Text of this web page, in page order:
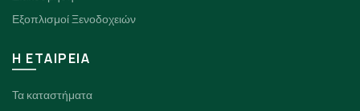
Εξοπλισμοί Ξενοδοχειών
H ΕΤΑΙΡΕΙΑ
Τα καταστήματα